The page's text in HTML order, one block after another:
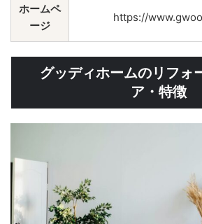
ホームペ
ージ
https://
グッディホームのリフォ
ア・特徴